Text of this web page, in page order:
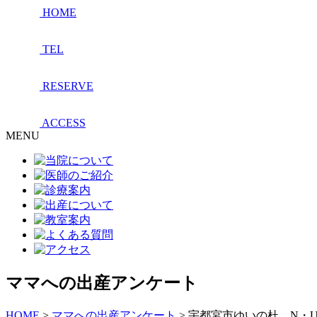
HOME
TEL
RESERVE
ACCESS
MENU
ママへの出産アンケート